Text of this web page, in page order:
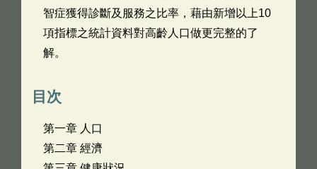
智症獲得診斷及服務之比率，藉由新增以上10
項指標之統計資料對高齡人口做更完整的了
解。
目次
第一章 人口
第二章 經濟